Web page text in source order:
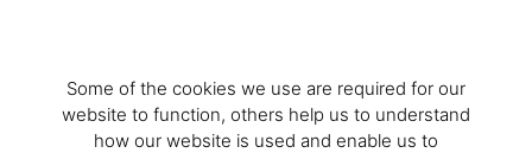
Some of the cookies we use are required for our
website to function, others help us to understand
how our website is used and enable us to